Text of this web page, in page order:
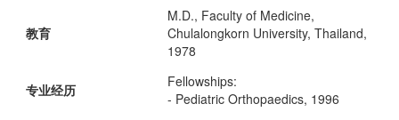
教育
M.D., Faculty of Medicine,
Chulalongkorn University, Thailand,
1978
专业经历
Fellowships:
- Pediatric Orthopaedics, 1996